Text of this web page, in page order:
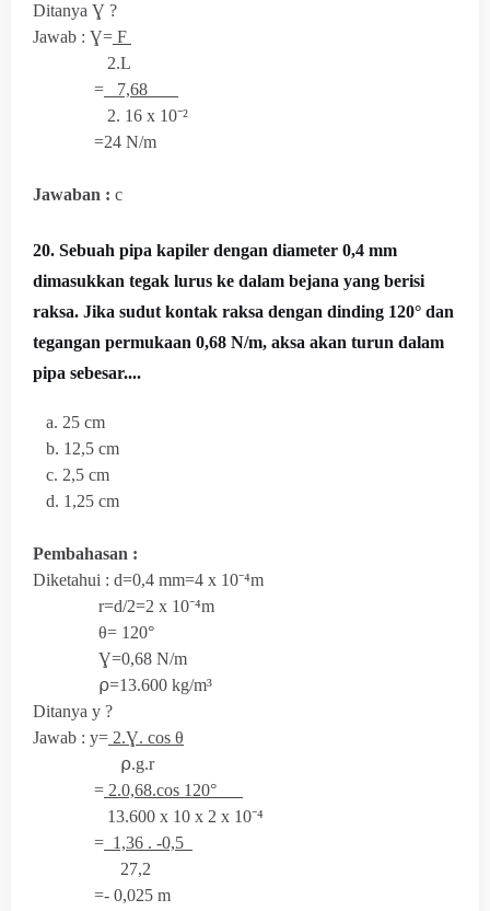
Ditanya Ɣ ?
Jawab : Ɣ= F
2.L
= 7,68
2. 16 x 10⁻²
=24 N/m
Jawaban : c
20. Sebuah pipa kapiler dengan diameter 0,4 mm
dimasukkan tegak lurus ke dalam bejana yang berisi
raksa. Jika sudut kontak raksa dengan dinding 120° dan
tegangan permukaan 0,68 N/m, aksa akan turun dalam
pipa sebesar....
a. 25 cm
b. 12,5 cm
c. 2,5 cm
d. 1,25 cm
Pembahasan :
Diketahui : d=0,4 mm=4 x 10⁻⁴m
r=d/2=2 x 10⁻⁴m
θ= 120°
Ɣ=0,68 N/m
⍴=13.600 kg/m³
Ditanya y ?
Jawab : y= 2.Ɣ. cos θ
⍴.g.r
= 2.0,68.cos 120°
13.600 x 10 x 2 x 10⁻⁴
= 1,36 . -0,5
27,2
=- 0,025 m